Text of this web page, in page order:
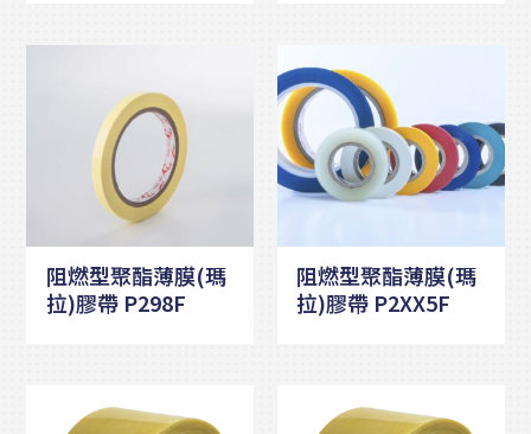
阻燃型聚酯薄膜(瑪
拉)膠帶 P298F
阻燃型聚酯薄膜(瑪
拉)膠帶 P2XX5F